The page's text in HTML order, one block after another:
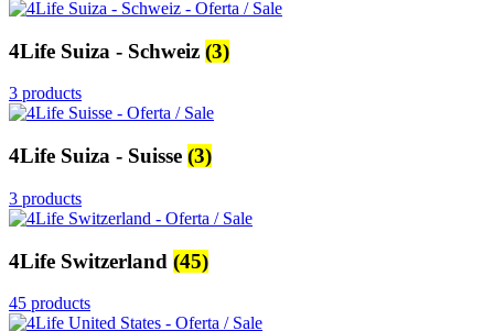
4Life Suiza - Schweiz (3)
3 products
4Life Suiza - Suisse (3)
3 products
4Life Switzerland (45)
45 products